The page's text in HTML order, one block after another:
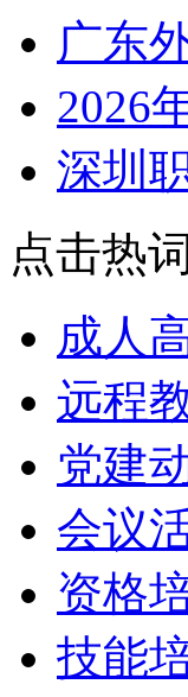
广东
2026
深圳
点击热词
成人
远程
党建
会议
资格
技能